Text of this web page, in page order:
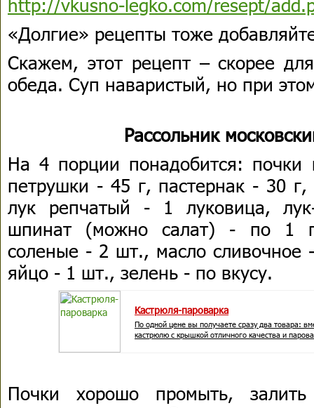
«Долгие» рецепты тоже
Скажем, этот рецепт – скорее
обеда. Суп наваристый, но при
Рассольник
На 4 порции понадобится: почки
петрушки - 45 г, пастернак - 30
лук репчатый - 1 луковица,
шпинат (можно салат) - по 1
соленые - 2 шт., масло сливочное
яйцо - 1 шт., зелень - по вкусу.
Кастрюля-пароварка
По одной цене вы получаете сразу два товара:
кастрюлю с крышкой отличного качества и
Почки хорошо промыть,